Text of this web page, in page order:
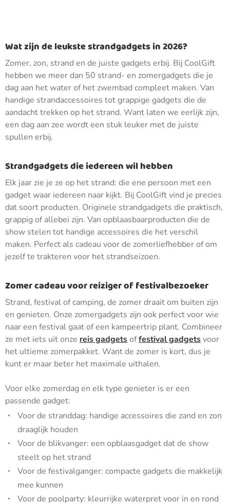
Wat zijn de leukste strandgadgets in 2026?
Zomer, zon, strand en de juiste gadgets erbij. Bij CoolGift
hebben we meer dan 50 strand- en zomergadgets die je
dag aan het water of het zwembad compleet maken. Van
handige strandaccessoires tot grappige gadgets die de
aandacht trekken op het strand. Want laten we eerlijk zijn,
een dag aan zee wordt een stuk leuker met de juiste
spullen erbij.
Strandgadgets die iedereen wil hebben
Elk jaar zie je ze op het strand: die ene persoon met een
gadget waar iedereen naar kijkt. Bij CoolGift vind je precies
dat soort producten. Originele strandgadgets die praktisch,
grappig of allebei zijn. Van opblaasbaarproducten die de
show stelen tot handige accessoires die het verschil
maken. Perfect als cadeau voor de zomerliefhebber of om
jezelf te trakteren voor het strandseizoen.
Zomer cadeau voor reiziger of festivalbezoeker
Strand, festival of camping, de zomer draait om buiten zijn
en genieten. Onze zomergadgets zijn ook perfect voor wie
naar een festival gaat of een kampeertrip plant. Combineer
ze met iets uit onze reis gadgetsoffestival gadgetsvoor
het ultieme zomerpakket. Want de zomer is kort, dus je
kunt er maar beter het maximale uithalen.
Voor elke zomerdag en elk type genieter is er een
passende gadget:
Voor de stranddag: handige accessoires die zand en zon
draaglijk houden
Voor de blikvanger: een opblaasgadget dat de show
steelt op het strand
Voor de festivalganger: compacte gadgets die makkelijk
mee kunnen
Voor de poolparty: kleurrijke waterpret voor in en rond